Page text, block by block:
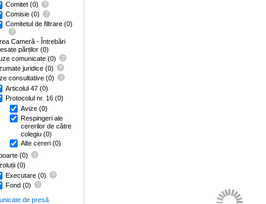
Comitet (0)
Comisie (0)
Comitetul de filtrare (0)
Cameră - Întrebări
părților (0)
comunicate (0)
juridice (0)
consultative (0)
Articolul 47 (0)
Protocolul nr. 16 (0)
Avize (0)
Respingeri ale
cererilor de către
colegiu (0)
Alte cereri (0)
(0)
(0)
Executare (0)
Fond (0)
de presă